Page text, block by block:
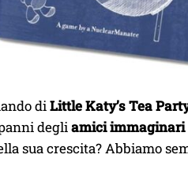
diLittle Katy’s Tea
degliamici immaginari
sua crescita? Abbiamo